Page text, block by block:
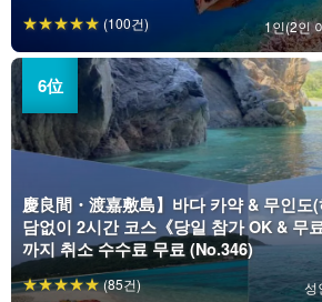
1인(2인
(100건)
慶良間・渡嘉敷島】바다 카약 & 무인
담없이 2시간 코스《당일 참가 OK & 무
까지 취소 수수료 무료 (No.346)
성
(85건)